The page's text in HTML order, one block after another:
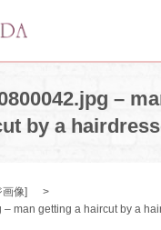
–
by a
画像]
man getting a haircut by a